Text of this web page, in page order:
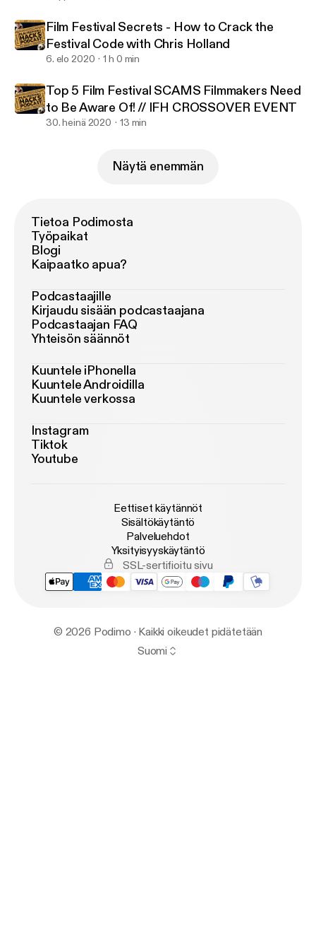
Film Festival Secrets - How to Crack the
Festival Code with Chris Holland
6. elo 2020 1 h 0 min
Top 5 Film Festival SCAMS Filmmakers Need
to Be Aware Of! // IFH CROSSOVER EVENT
30. heinä 2020 13 min
Näytä enemmän
Tietoa Podimosta
Työpaikat
Blogi
Kaipaatko apua?
Podcastaajille
Kirjaudu sisään podcastaajana
Podcastaajan FAQ
Yhteisön säännöt
Kuuntele iPhonella
Kuuntele Androidilla
Kuuntele verkossa
Instagram
Tiktok
Youtube
Eettiset käytännöt
Sisältökäytäntö
Palveluehdot
Yksityisyyskäytäntö
SSL-sertifioitu sivu
© 2026 Podimo · Kaikki oikeudet pidätetään
Suomi